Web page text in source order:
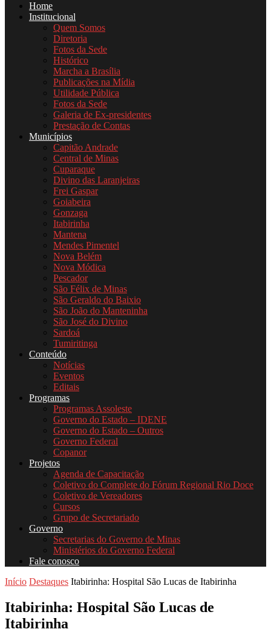
Home
Institucional
Quem Somos
Diretoria
Fotos da Sede
Histórico
Marcha a Brasília
Publicações na Mídia
Utilidade Pública
Fotos da Sede
Galeria de Ex-presidentes
Prestação de Contas
Municípios
Capitão Andrade
Central de Minas
Cuparaque
Divino das Laranjeiras
Frei Gaspar
Goiabeira
Gonzaga
Itabirinha
Mantena
Mendes Pimentel
Nova Belém
Nova Módica
Pescador
São Félix de Minas
São Geraldo do Baixio
São João do Manteninha
São José do Divino
Sardoá
Tumiritinga
Conteúdo
Notícias
Eventos
Editais
Programas
Programas Assoleste
Governo do Estado – IDENE
Governo do Estado – Outros
Governo Federal
Copanor
Projetos
Agenda de Capacitação
Coletivo do Complete do Fórum Regional Rio Doce
Coletivo de Vereadores
Cursos
Grupo de Secretariado
Governo
Secretarias do Governo de Minas
Ministérios do Governo Federal
Fale conosco
Início Destaques Itabirinha: Hospital São Lucas de Itabirinha
Itabirinha: Hospital São Lucas de
Itabirinha